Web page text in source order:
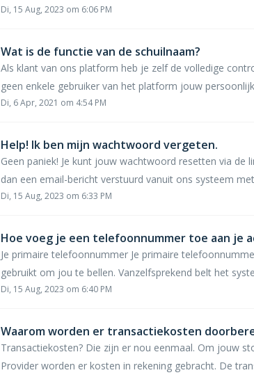
Di, 15 Aug, 2023 om 6:06 PM
Wat is de functie van de schuilnaam?
Als klant van ons platform heb je zelf de volledige
geen enkele gebruiker van het platform jouw
Di, 6 Apr, 2021 om 4:54 PM
Help! Ik ben mijn wachtwoord vergeten.
Geen paniek! Je kunt jouw wachtwoord resetten via de
dan een email-bericht verstuurd vanuit ons systeem
Di, 15 Aug, 2023 om 6:33 PM
Hoe voeg je een telefoonnummer toe aan je
Je primaire telefoonnummer Je primaire
gebruikt om jou te bellen. Vanzelfsprekend belt het
Di, 15 Aug, 2023 om 6:40 PM
Waarom worden er transactiekosten
Transactiekosten? Die zijn er nou eenmaal. Om jouw
Provider worden er kosten in rekening gebracht. De